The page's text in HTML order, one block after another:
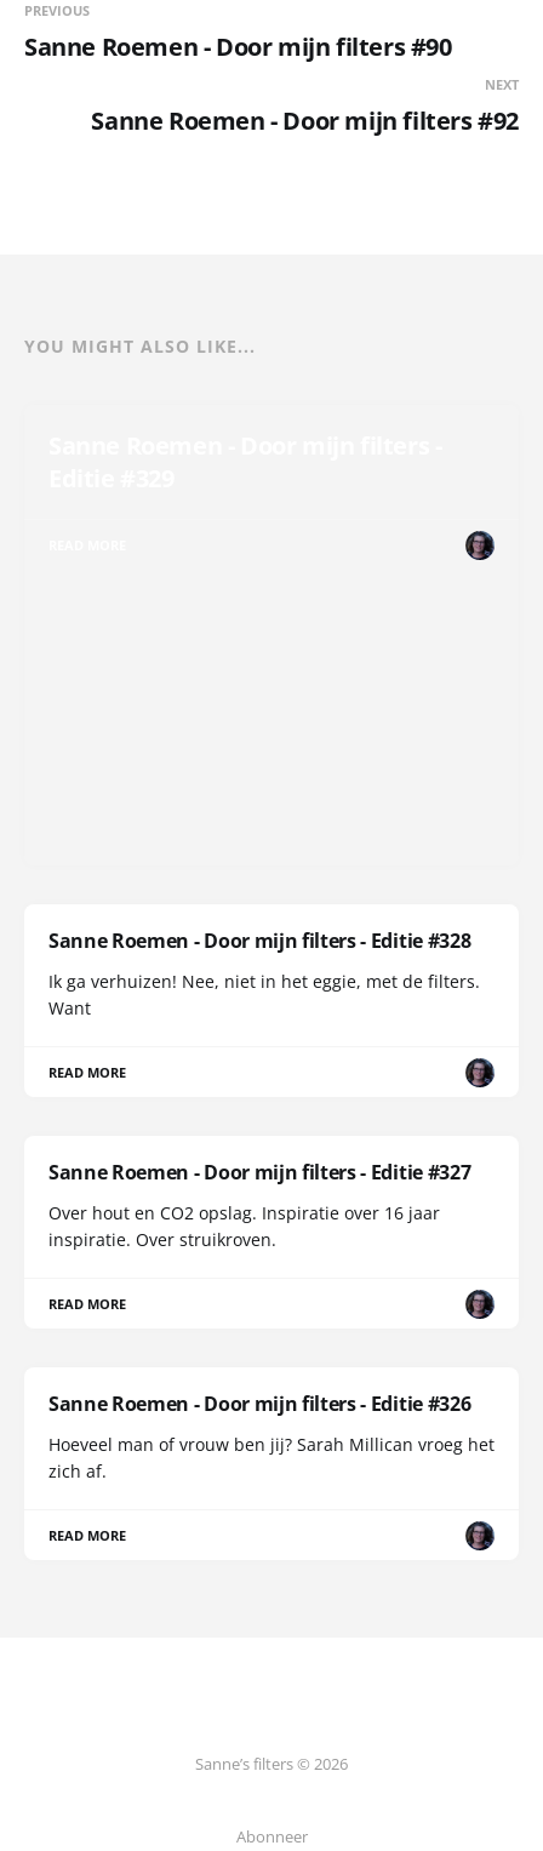
PREVIOUS
Sanne Roemen - Door mijn filters #90
NEXT
Sanne Roemen - Door mijn filters #92
YOU MIGHT ALSO LIKE...
Sanne Roemen - Door mijn filters - Editie #328
Ik ga verhuizen! Nee, niet in het eggie, met de filters.
Want
READ MORE
Sanne Roemen - Door mijn filters - Editie #327
Over hout en CO2 opslag. Inspiratie over 16 jaar
inspiratie. Over struikroven.
READ MORE
Sanne Roemen - Door mijn filters - Editie #326
Hoeveel man of vrouw ben jij? Sarah Millican vroeg het
zich af.
READ MORE
Sanne’s filters © 2026
Abonneer